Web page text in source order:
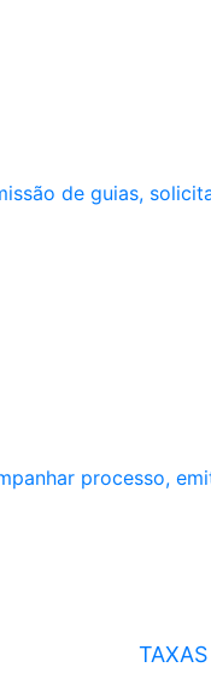
de guias,
processo,